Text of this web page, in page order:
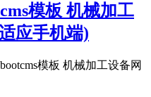
模板 机械加工
应手机端)
模板 机械加工设备网